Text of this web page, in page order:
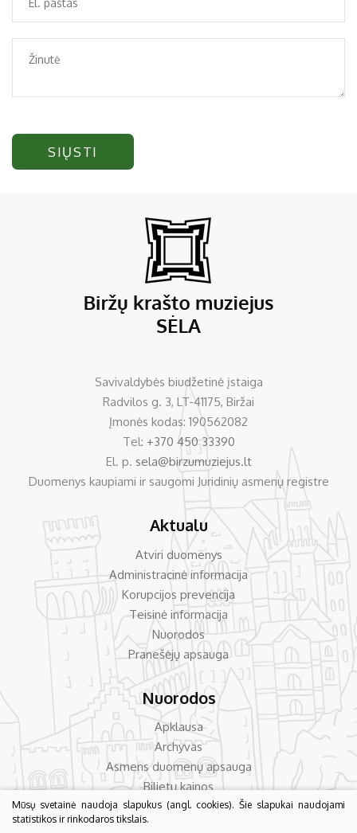
SIŲSTI
Savivaldybės biudžetinė įstaiga
Radvilos g. 3, LT-41175, Biržai
Įmonės kodas: 190562082
Tel: +370 450 33390
El. p. sela@birzumuziejus.lt
Duomenys kaupiami ir saugomi Juridinių asmenų registre
Aktualu
Atviri duomenys
Administracinė informacija
Korupcijos prevencija
Teisinė informacija
Nuorodos
Pranešėjų apsauga
Nuorodos
Apklausa
Archyvas
Asmens duomenų apsauga
Bilietų kainos
Dažniausiai užduodami klausimai
Konsultavimas su visuomene
Mūsų svetainė naudoja slapukus (angl. cookies). Šie slapukai naudojami
statistikos ir rinkodaros tikslais.